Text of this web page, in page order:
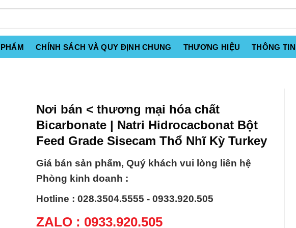
CHÍNH SÁCH VÀ QUY ĐỊNH CHUNG THƯƠNG HIỆU THÔNG TIN
Nơi bán < thương mại hóa chất
Bicarbonate | Natri Hidrocacbonat Bột
Feed Grade Sisecam Thổ Nhĩ Kỳ Turkey
Giá bán sản phẩm, Quý khách vui lòng liên hệ
Phòng kinh doanh :
Hotline : 028.3504.5555 - 0933.920.505
ZALO : 0933.920.505